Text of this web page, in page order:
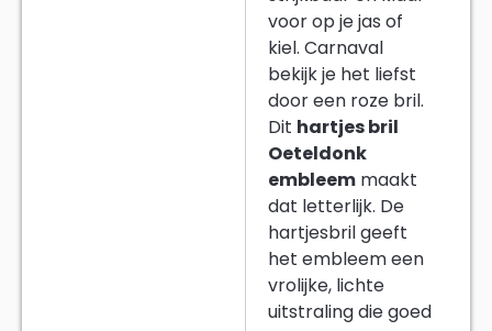
voor op je jas of
kiel. Carnaval
bekijk je het liefst
door een roze bril.
Dit hartjes bril
Oeteldonk
embleem maakt
dat letterlijk. De
hartjesbril geeft
het embleem een
vrolijke, lichte
uitstraling die goed